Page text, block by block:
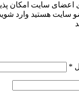
اعضای سایت امکان
سایت هستید وارد
*